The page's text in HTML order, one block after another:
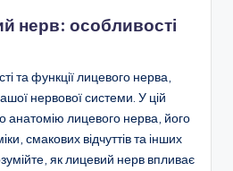
нерв: особливості
та функції лицевого нерва,
нервової системи. У цій
анатомію лицевого нерва, його
смакових відчуттів та інших
як лицевий нерв впливає